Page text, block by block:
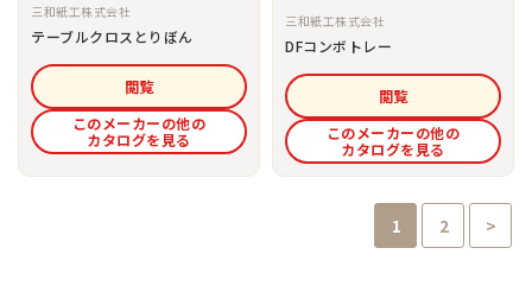
三和紙工株式会社
テーブルクロスとりぼん
閲覧
このメーカーの他の
カタログを見る
三和紙工株式会社
DFコンボトレー
閲覧
このメーカーの他の
カタログを見る
1 2 >